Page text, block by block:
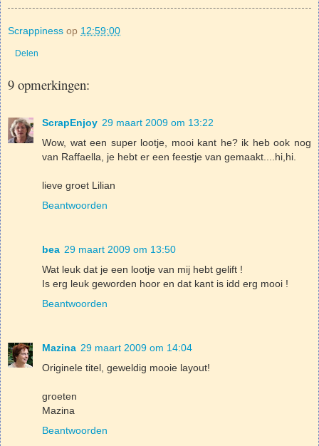
Scrappiness op 12:59:00
Delen
9 opmerkingen:
ScrapEnjoy 29 maart 2009 om 13:22
Wow, wat een super lootje, mooi kant he? ik heb ook nog
van Raffaella, je hebt er een feestje van gemaakt....hi,hi.
lieve groet Lilian
Beantwoorden
bea 29 maart 2009 om 13:50
Wat leuk dat je een lootje van mij hebt gelift !
Is erg leuk geworden hoor en dat kant is idd erg mooi !
Beantwoorden
Mazina 29 maart 2009 om 14:04
Originele titel, geweldig mooie layout!
groeten
Mazina
Beantwoorden